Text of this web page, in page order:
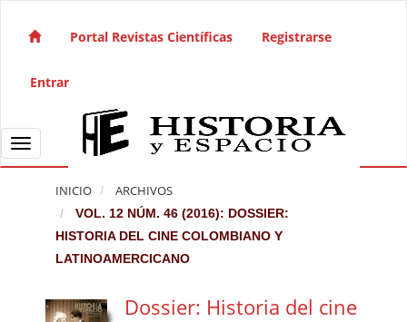
Navegación principal
Barra lateral
Portal Revistas Científicas Registrarse
Entrar
Toggle navigation
INICIO ARCHIVOS
VOL. 12 NÚM. 46 (2016): DOSSIER:
HISTORIA DEL CINE COLOMBIANO Y
LATINOAMERCICANO
Dossier: Historia del cine